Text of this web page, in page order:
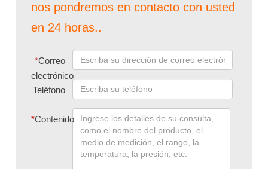
nos pondremos en contacto con usted
en 24 horas..
*Correo
electrónico
Teléfono
*Contenido